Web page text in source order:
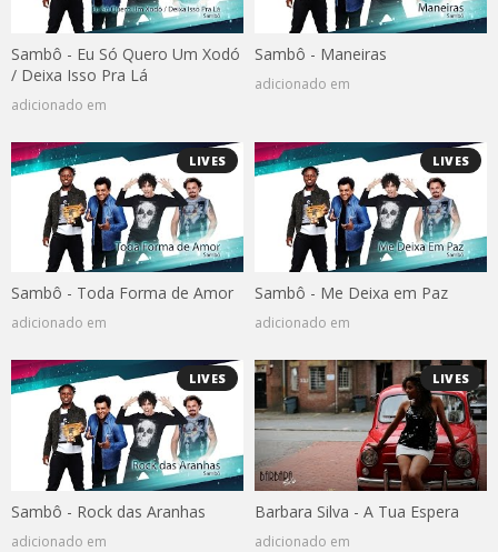
Sambô - Eu Só Quero Um Xodó
/ Deixa Isso Pra Lá
adicionado em
Sambô - Maneiras
adicionado em
LIVES
Sambô - Toda Forma de Amor
adicionado em
LIVES
Sambô - Me Deixa em Paz
adicionado em
LIVES
Sambô - Rock das Aranhas
adicionado em
LIVES
Barbara Silva - A Tua Espera
adicionado em